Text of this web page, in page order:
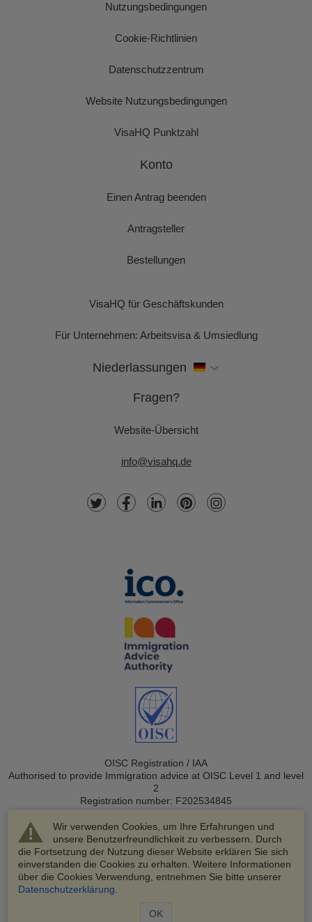
Wir verwenden Cookies, um Ihre Erfahrungen und
unsere Benutzerfreundlichkeit zu verbessern. Durch
die Fortsetzung der Nutzung dieser Website erklären Sie sich
einverstanden die Cookies zu erhalten. Weitere Informationen
über die Cookies Verwendung, entnehmen Sie bitte unserer
Datenschutzerklärung
OK
Nutzungsbedingungen
Cookie-Richtlinien
Datenschutzzentrum
Website Nutzungsbedingungen
VisaHQ Punktzahl
Konto
Einen Antrag beenden
Antragsteller
Bestellungen
VisaHQ für Geschäftskunden
Für Unternehmen: Arbeitsvisa & Umsiedlung
Niederlassungen
Fragen?
Website-Übersicht
info@visahq.de
OISC Registration / IAA
Authorised to provide Immigration advice at OISC Level 1 and level
2
Registration number: F202534845
© 2003-2026 VisaHQ.com, Inc. Alle Rechte vorbehalten.
VisaHQ und das VisaHQ-Logo sind eingetragene Marken von
VisaHQ.com, Inc.